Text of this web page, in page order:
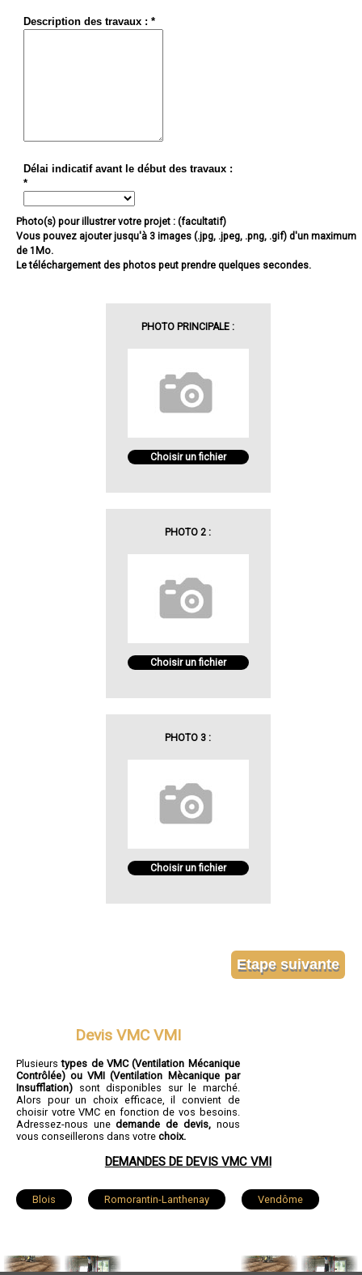
Description des travaux : *
Délai indicatif avant le début des travaux :
*
Photo(s) pour illustrer votre projet : (facultatif)
Vous pouvez ajouter jusqu'à 3 images (.jpg, .jpeg, .png, .gif) d'un maximum
de 1Mo.
Le téléchargement des photos peut prendre quelques secondes.
PHOTO PRINCIPALE :
Choisir un fichier
PHOTO 2 :
Choisir un fichier
PHOTO 3 :
Choisir un fichier
Devis VMC VMI
Plusieurstypes de VMC (Ventilation Mécanique
Contrôlée) ou VMI (Ventilation Mècanique par
Insufflation) sont disponibles sur le marché.
Alors pour un choix efficace, il convient de
choisir votre VMC en fonction de vos besoins.
Adressez-nous unedemande de devis,nous
vous conseillerons dans votre choix.
DEMANDES DE DEVIS VMC VMI
Blois Romorantin-Lanthenay Vendôme
Lamotte-Beuvron Selles-sur-Cher